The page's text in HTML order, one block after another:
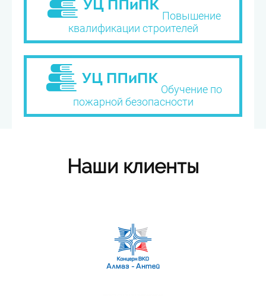
Повышение
квалификации строителей
Обучение по
пожарной безопасности
Наши клиенты